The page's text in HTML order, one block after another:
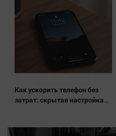
Как ускорить телефон без
затрат: скрытая настройка